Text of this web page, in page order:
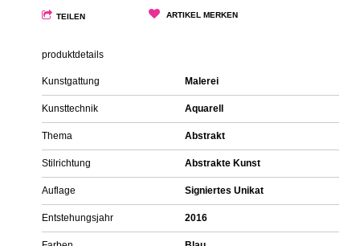
TEILEN ARTIKEL MERKEN
produktdetails
Kunstgattung Malerei
Kunsttechnik Aquarell
Thema Abstrakt
Stilrichtung Abstrakte Kunst
Auflage Signiertes Unikat
Entstehungsjahr 2016